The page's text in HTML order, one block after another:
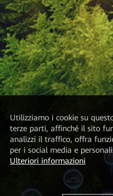
Utilizziamo i cookie su
terze parti, affinché il sito
analizzi il traffico, offra
per i social media e
Ulteriori informazioni